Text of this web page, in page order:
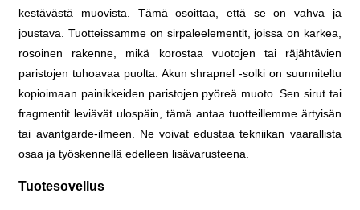
kestävästä muovista. Tämä osoittaa, että se on vahva ja
joustava. Tuotteissamme on sirpaleelementit, joissa on karkea,
rosoinen rakenne, mikä korostaa vuotojen tai räjähtävien
paristojen tuhoavaa puolta. Akun shrapnel -solki on suunniteltu
kopioimaan painikkeiden paristojen pyöreä muoto. Sen sirut tai
fragmentit leviävät ulospäin, tämä antaa tuotteillemme ärtyisän
tai avantgarde-ilmeen. Ne voivat edustaa tekniikan vaarallista
osaa ja työskennellä edelleen lisävarusteena.
Tuotesovellus